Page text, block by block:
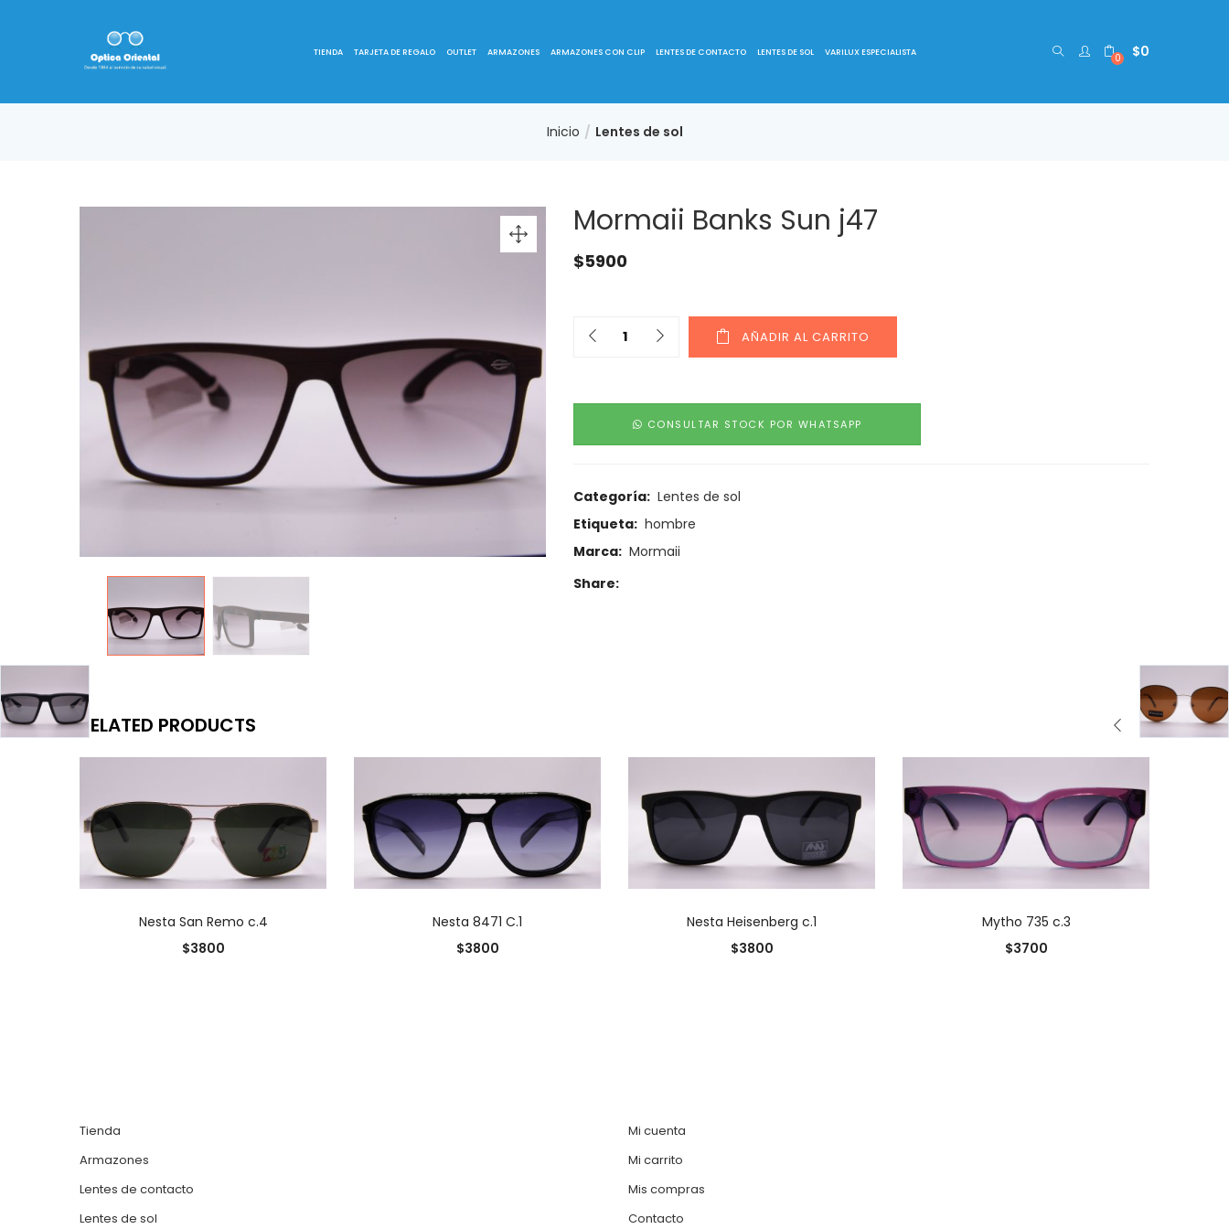
TIENDA TARJETA DE REGALO OUTLET ARMAZONES ARMAZONES CON CLIP LENTES DE CONTACTO LENTES DE SOL VARILUX ESPECIALISTA 0 $0
Inicio Lentes de sol
Mormaii Banks Sun j47
$5900
AÑADIR AL CARRITO
CONSULTAR STOCK POR WHATSAPP
Categoría: Lentes de sol
Etiqueta: hombre
Marca: Mormaii
Share:
RELATED PRODUCTS
Nesta San Remo c.4
$3800
Nesta 8471 C.1
$3800
Nesta Heisenberg c.1
$3800
Mytho 735 c.3
$3700
Tienda
Armazones
Lentes de contacto
Lentes de sol
Mi cuenta
Mi carrito
Mis compras
Contacto